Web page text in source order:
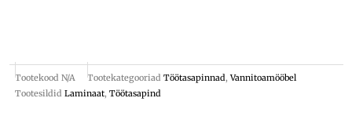
Tootekood N/A Tootekategooriad Töötasapinnad,Vannitoamööbel
Tootesildid Laminaat, Töötasapind